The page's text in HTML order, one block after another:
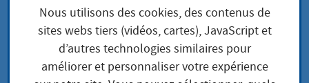
Finanzen und Steuern
Finanzen und Steuern
Nous utilisons des cookies, des contenus de
sites webs tiers (vidéos, cartes), JavaScript et
d’autres technologies similaires pour
améliorer et personnaliser votre expérience